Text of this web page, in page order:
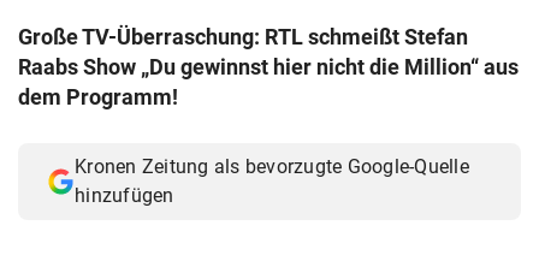
Große TV-Überraschung: RTL schmeißt Stefan
Raabs Show „Du gewinnst hier nicht die Million“ aus
dem Programm!
Kronen Zeitung als bevorzugte Google-Quelle
hinzufügen